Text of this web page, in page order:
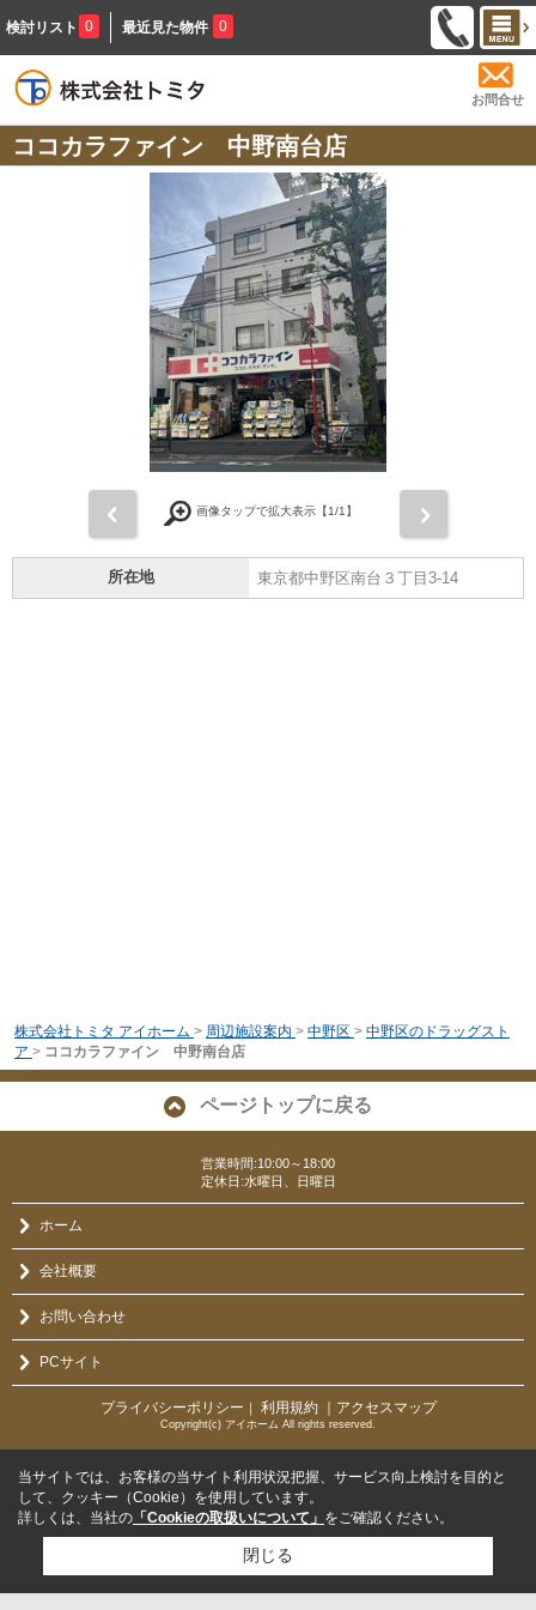
検討リスト 0 最近見た物件 0
お問合せ
ココカラファイン 中野南台店
画像タップで拡大表示【1/1】
所在地 東京都中野区南台３丁目3-14
株式会社トミタ アイホーム > 周辺施設案内 > 中野区 > 中野区のドラッグスト
ア > ココカラファイン 中野南台店
ページトップに戻る
営業時間:10:00～18:00
定休日:水曜日、日曜日
ホーム
会社概要
お問い合わせ
PCサイト
プライバシーポリシー ｜ 利用規約 ｜アクセスマップ
Copyright(c) アイホーム All rights reserved.
当サイトでは、お客様の当サイト利用状況把握、サービス向上検討を目的と
して、クッキー（Cookie）を使用しています。
詳しくは、当社の 「Cookieの取扱いについて」 をご確認ください。
閉じる